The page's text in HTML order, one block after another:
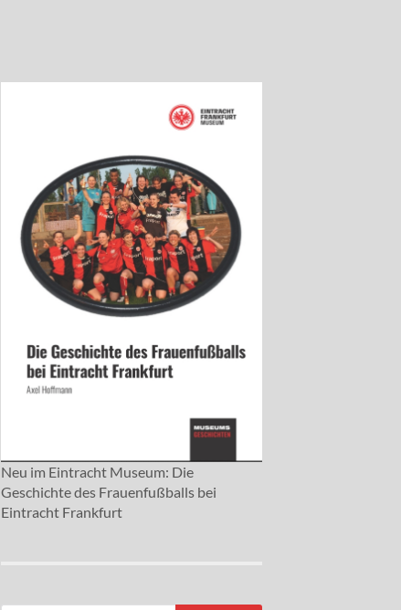
Neu im Eintracht Museum: Die
Geschichte des Frauenfußballs bei
Eintracht Frankfurt